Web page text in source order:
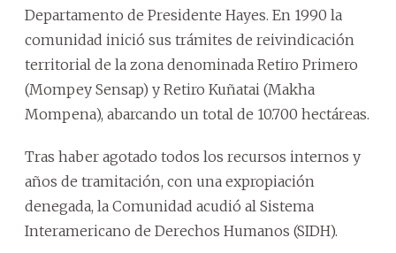
Departamento de Presidente Hayes. En 1990 la
comunidad inició sus trámites de reivindicación
territorial de la zona denominada Retiro Primero
(Mompey Sensap) y Retiro Kuñatai (Makha
Mompena), abarcando un total de 10.700 hectáreas.
Tras haber agotado todos los recursos internos y
años de tramitación, con una expropiación
denegada, la Comunidad acudió al Sistema
Interamericano de Derechos Humanos (SIDH).